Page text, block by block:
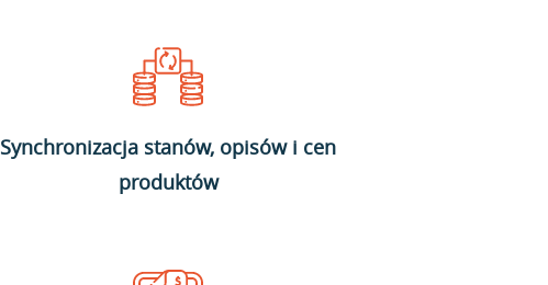
Synchronizacja stanów, opisów i cen
produktów